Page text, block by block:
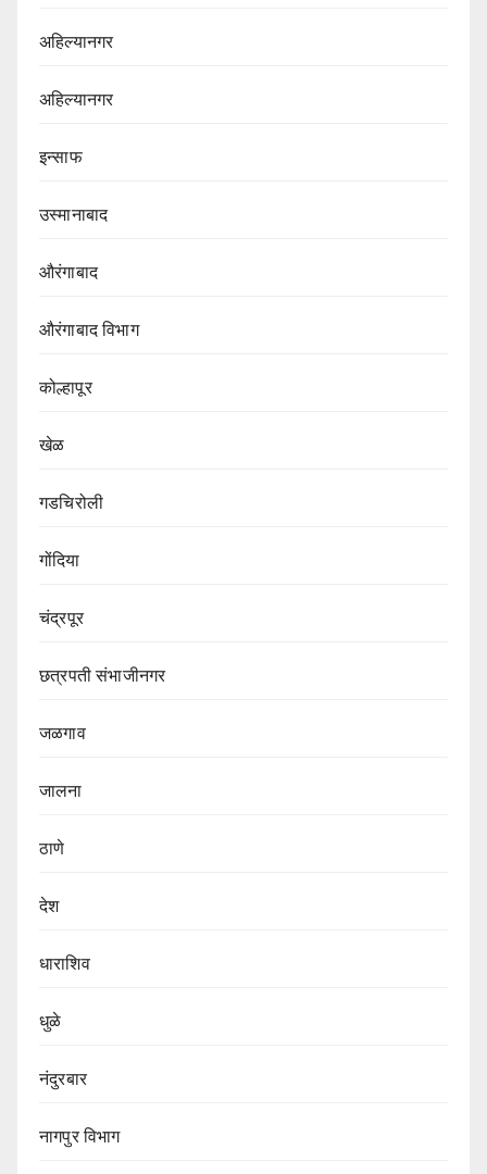
अहिल्यानगर
अहिल्यानगर
इन्साफ
उस्मानाबाद
औरंगाबाद
औरंगाबाद विभाग‌
कोल्हापूर
खेळ
गडचिरोली
गोंदिया
चंद्रपूर
छत्रपती संभाजीनगर
जळगाव
जालना
ठाणे
देश
धाराशिव
धुळे
नंदुरबार
नागपुर‌ विभाग‌